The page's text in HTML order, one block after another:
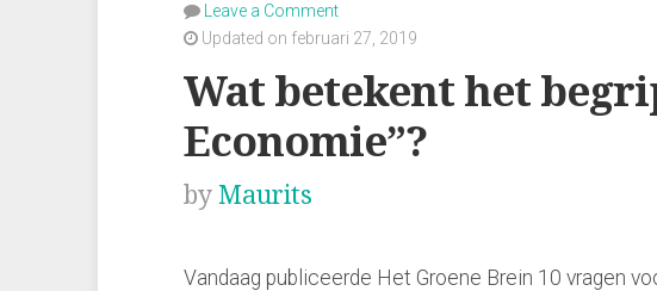
Leave a Comment
Updated on februari 27, 2019
Wat betekent het
Economie”?
by Maurits
Vandaag publiceerde Het Groene Brein 10 vragen